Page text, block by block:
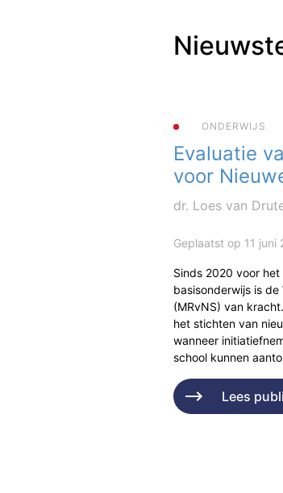
ONDERWIJS
Evaluatie
voor
dr. Loes van
Geplaatst op 11 juni
Sinds 2020 voor
basisonderwijs is
(MRvNS) van
het stichten van
wanneer
school kunnen
Lees